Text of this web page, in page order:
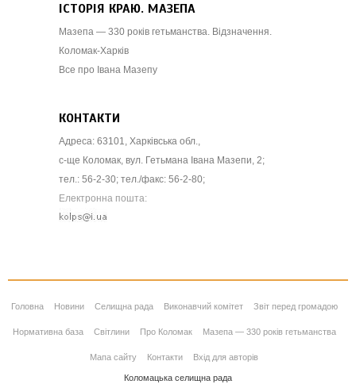
ІСТОРІЯ КРАЮ. МАЗЕПА
Мазепа — 330 років гетьманства. Відзначення.
Коломак-Харків
Все про Івана Мазепу
КОНТАКТИ
Адреса: 63101, Харківська обл.,
с-ще Коломак, вул. Гетьмана Івана Мазепи, 2;
тел.: 56-2-30; тел./факс: 56-2-80;
Електронна пошта:
Головна Новини Селищна рада Виконавчий комітет Звіт перед громадою
Нормативна база Світлини Про Коломак Мазепа — 330 років гетьманства
Мапа сайту Контакти Вхід для авторів
Коломацька селищна рада